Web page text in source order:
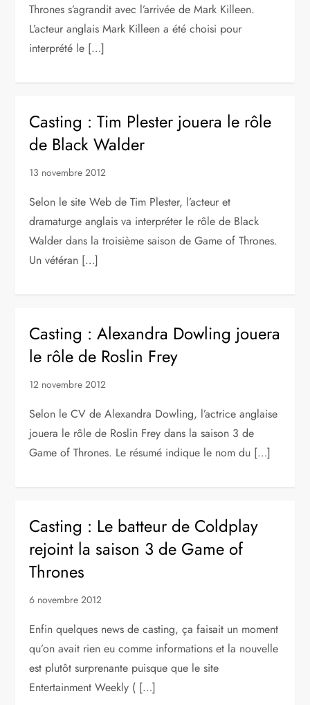
Thrones s’agrandit avec l’arrivée de Mark Killeen.
L’acteur anglais Mark Killeen a été choisi pour
interprété le […]
Casting : Tim Plester jouera le rôle
de Black Walder
13 novembre 2012
Selon le site Web de Tim Plester, l’acteur et
dramaturge anglais va interpréter le rôle de Black
Walder dans la troisième saison de Game of Thrones.
Un vétéran […]
Casting : Alexandra Dowling jouera
le rôle de Roslin Frey
12 novembre 2012
Selon le CV de Alexandra Dowling, l’actrice anglaise
jouera le rôle de Roslin Frey dans la saison 3 de
Game of Thrones. Le résumé indique le nom du […]
Casting : Le batteur de Coldplay
rejoint la saison 3 de Game of
Thrones
6 novembre 2012
Enfin quelques news de casting, ça faisait un moment
qu’on avait rien eu comme informations et la nouvelle
est plutôt surprenante puisque que le site
Entertainment Weekly ( […]